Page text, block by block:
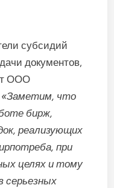
субсидий
документов,
ООО
«Заметим, что
бирж,
реализующих
при
целях и тому
серьезных